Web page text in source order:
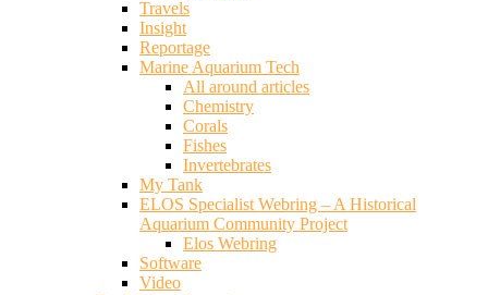
Travels
Insight
Reportage
Marine Aquarium Tech
All around articles
Chemistry
Corals
Fishes
Invertebrates
My Tank
ELOS Specialist Webring – A Historical
Aquarium Community Project
Elos Webring
Software
Video